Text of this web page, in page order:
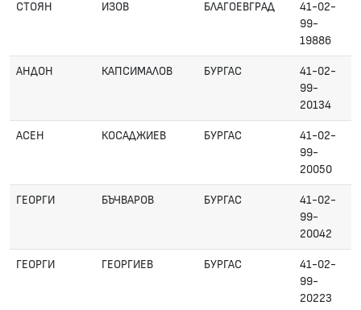
СТОЯН ИЗОВ БЛАГОЕВГРАД
41-02-
99-
19886
АНДОН КАПСИМАЛОВ БУРГАС
41-02-
99-
20134
АСЕН КОСАДЖИЕВ БУРГАС
41-02-
99-
20050
ГЕОРГИ БЪЧВАРОВ БУРГАС
41-02-
99-
20042
ГЕОРГИ ГЕОРГИЕВ БУРГАС
41-02-
99-
20223